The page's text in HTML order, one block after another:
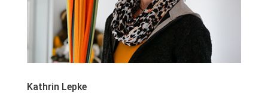
Kathrin Lepke